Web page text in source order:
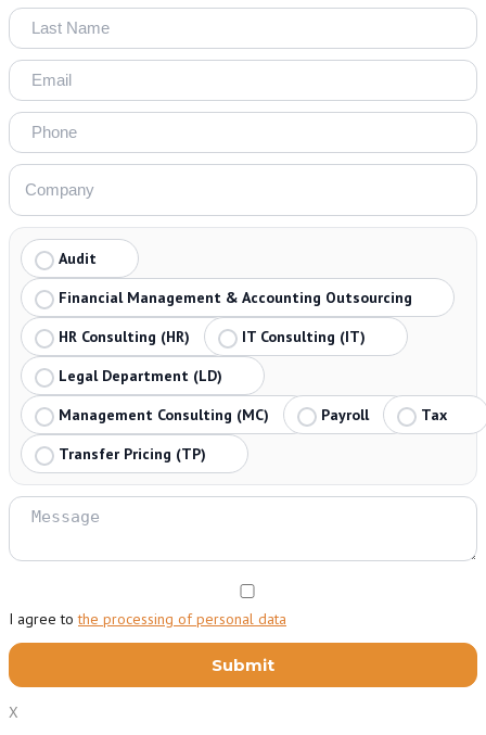
Audit
Financial Management & Accounting Outsourcing
HR Consulting (HR)
IT Consulting (IT)
Legal Department (LD)
Management Consulting (MC)
Payroll
Tax
Transfer Pricing (TP)
I agree tothe processing of personal data
X